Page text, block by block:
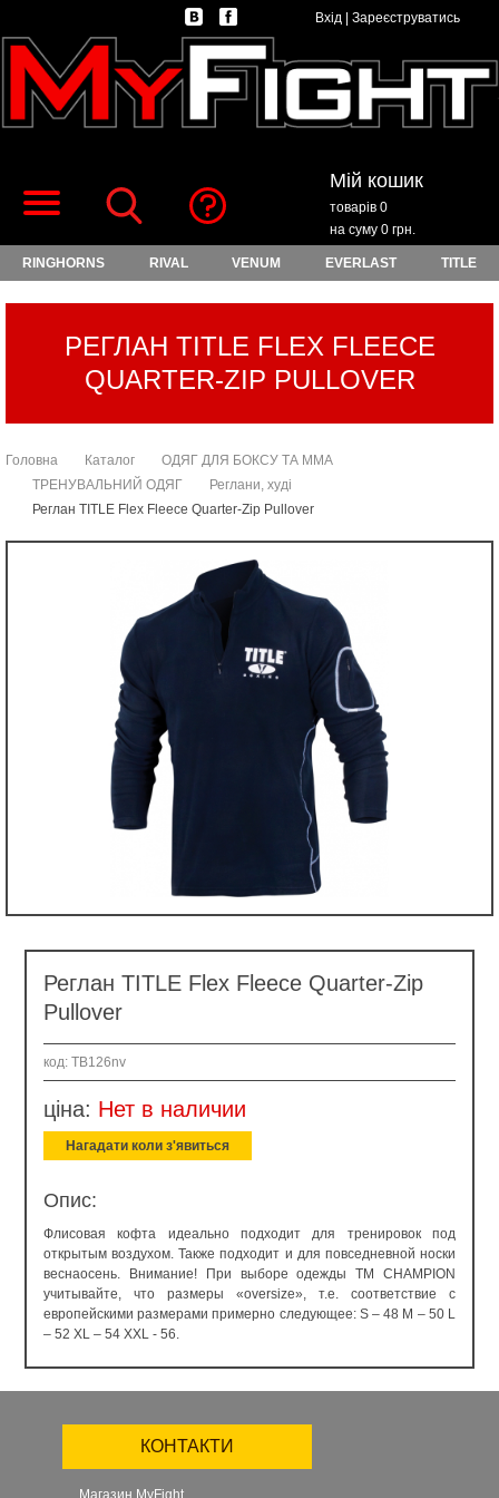
Вхід Зареєструватись
Мій кошик
товарів 0
на суму 0 грн.
RINGHORNS RIVAL VENUM EVERLAST TITLE
РЕГЛАН TITLE FLEX FLEECE
QUARTER-ZIP PULLOVER
Головна Каталог
ОДЯГ ДЛЯ БОКСУ ТА ММА
ТРЕНУВАЛЬНИЙ ОДЯГ
Реглани, худі
Реглан TITLE Flex Fleece Quarter-Zip Pullover
Реглан TITLE Flex Fleece Quarter-Zip
Pullover
код: TB126nv
ціна: Нет в наличии
Нагадати коли з'явиться
Опис:
Флисовая кофта идеально подходит для тренировок под
открытым воздухом. Также подходит и для повседневной носки
веснаосень. Внимание! При выборе одежды ТМ CHАMPION
учитывайте, что размеры «oversize», т.е. соответствие с
европейскими размерами примерно следующее: S – 48 M – 50 L
– 52 XL – 54 XXL - 56.
КОНТАКТИ
Магазин MyFight